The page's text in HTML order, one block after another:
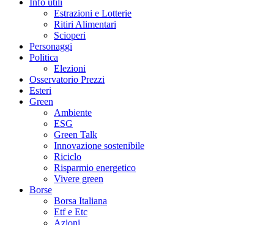
Estrazioni e Lotterie
Ritiri Alimentari
Scioperi
Personaggi
Politica
Elezioni
Osservatorio Prezzi
Esteri
Green
Ambiente
ESG
Green Talk
Innovazione sostenibile
Riciclo
Risparmio energetico
Vivere green
Borse
Borsa Italiana
Etf e Etc
Azioni